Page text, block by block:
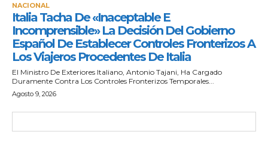
NACIONAL
Italia Tacha De «inaceptable E
Incomprensible» La Decisión Del Gobierno
Español De Establecer Controles Fronterizos A
Los Viajeros Procedentes De Italia
El Ministro De Exteriores Italiano, Antonio Tajani, Ha Cargado
Duramente Contra Los Controles Fronterizos Temporales...
Agosto 9, 2026